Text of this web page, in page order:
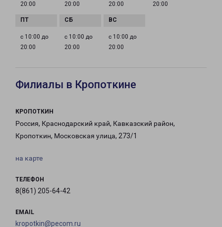
20:00
20:00
20:00
20:00
с 10:00 до
20:00
с 10:00 до
20:00
с 10:00 до
20:00
Филиалы в Кропоткине
КРОПОТКИН
Россия, Краснодарский край, Кавказский район,
Кропоткин, Московская улица, 273/1
на карте
ТЕЛЕФОН
8(861) 205-64-42
EMAIL
kropotkin@pecom.ru